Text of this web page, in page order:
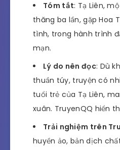
Tóm tắt: Tạ Liên,
thăng ba lần, gặp Hoa
tình, trong hành trình
mạn.
Lý do nên đọc: Dù
thuần túy, truyện có
tuổi trẻ của Tạ Liên,
xuân. TruyenQQ hiển
Trải nghiệm trên
huyền ảo, bản dịch